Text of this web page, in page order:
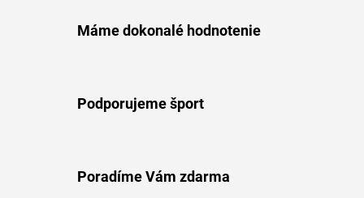
Máme dokonalé hodnotenie
Podporujeme šport
Poradíme Vám zdarma